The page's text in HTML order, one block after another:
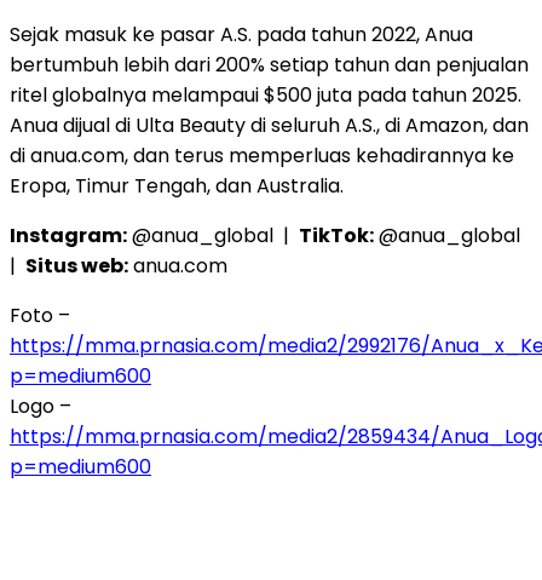
Sejak masuk ke pasar A.S. pada tahun 2022, Anua
bertumbuh lebih dari 200% setiap tahun dan penjualan
ritel globalnya melampaui $500 juta pada tahun 2025.
Anua dijual di Ulta Beauty di seluruh A.S., di Amazon, dan
di anua.com, dan terus memperluas kehadirannya ke
Eropa, Timur Tengah, dan Australia.
Instagram:@anua_global | TikTok:@anua_global
| Situs web:anua.com
Foto –
https://mma.prnasia.com/media2/2992176/
p=medium600
Logo –
https://mma.prnasia.com/media2/2859434/
p=medium600